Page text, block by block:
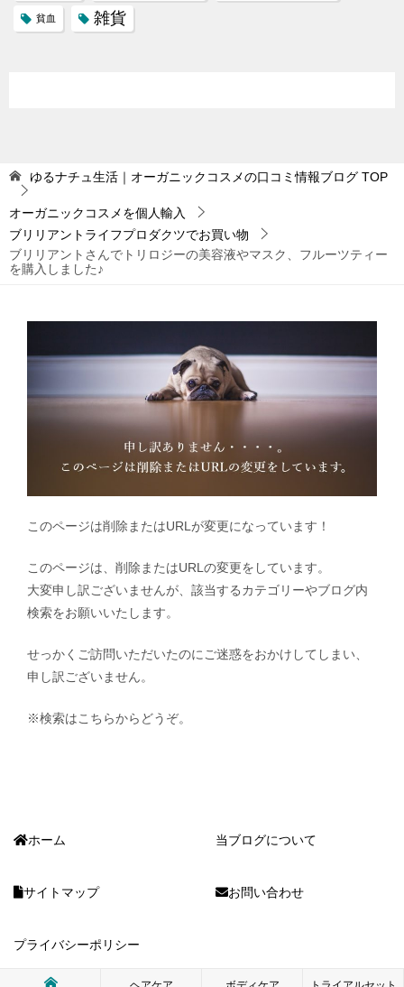
貧血 雑貨
ゆるナチュ生活｜オーガニックコスメの口コミ情報ブログ TOP
オーガニックコスメを個人輸入
ブリリアントライフプロダクツでお買い物
ブリリアントさんでトリロジーの美容液やマスク、フルーツティー
を購入しました♪
このページは削除またはURLが変更になっています！
このページは、削除またはURLの変更をしています。
大変申し訳ございませんが、該当するカテゴリーやブログ内
検索をお願いいたします。
せっかくご訪問いただいたのにご迷惑をおかけしてしまい、
申し訳ございません。
※検索はこちらからどうぞ。
ホーム 当ブログについて
サイトマップ お問い合わせ
プライバシーポリシー